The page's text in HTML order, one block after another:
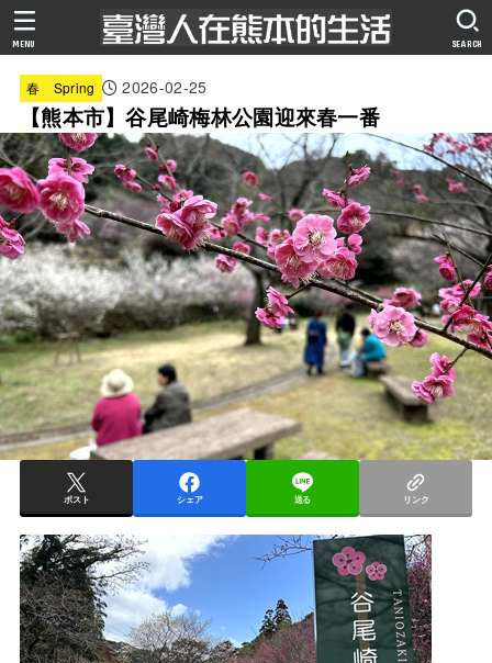
SEARCH
MENU
春 Spring 2026-02-25
【熊本市】谷尾崎梅林公園迎來春一番
ポスト シェア 送る リンク